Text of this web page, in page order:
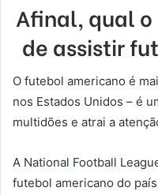
Afinal, qual
de assistir
O futebol americano é
nos Estados Unidos – é
multidões e atrai a
A National Football
futebol americano do